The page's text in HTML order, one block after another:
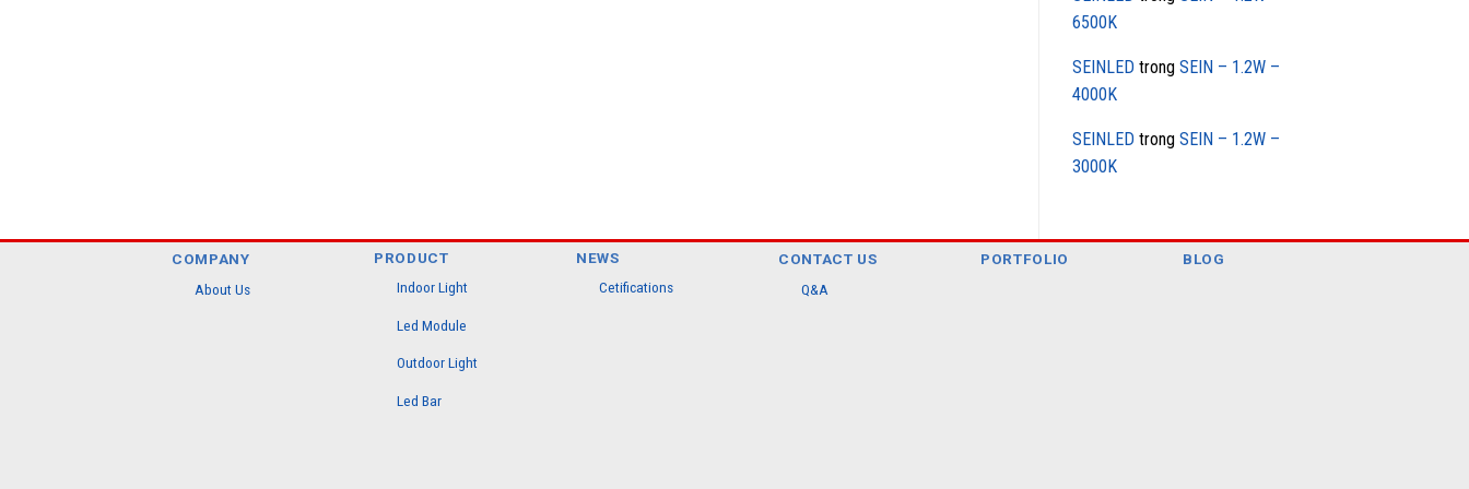
6500K
SEINLED trong SEIN – 1.2W –
4000K
SEINLED trong SEIN – 1.2W –
3000K
COMPANY
About Us
PRODUCT
Indoor Light
Led Module
Outdoor Light
Led Bar
NEWS
Cetifications
CONTACT US
Q&A
PORTFOLIO BLOG